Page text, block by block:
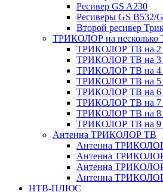
Ресивер GS A230
Ресиверы GS B532/
Второй ресивер
ТРИКОЛОР на несколько
ТРИКОЛОР ТВ на 2
ТРИКОЛОР ТВ на 3
ТРИКОЛОР ТВ на 4
ТРИКОЛОР ТВ на 5
ТРИКОЛОР ТВ на 6
ТРИКОЛОР ТВ на 7
ТРИКОЛОР ТВ на 8
ТРИКОЛОР ТВ на 9
Антенна ТРИКОЛОР ТВ
Антенна
Антенна
Антенна
Антенна
НТВ-ПЛЮС